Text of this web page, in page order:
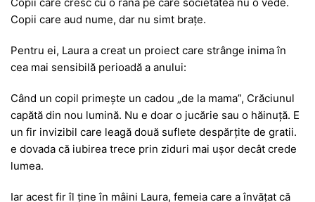
Copii care aud nume, dar nu simt brațe.
Pentru ei, Laura a creat un proiect care strânge inima în
cea mai sensibilă perioadă a anului:
Când un copil primește un cadou „de la mama”, Crăciunul
capătă din nou lumină. Nu e doar o jucărie sau o hăinuță. E
un fir invizibil care leagă două suflete despărțite de gratii.
e dovada că iubirea trece prin ziduri mai ușor decât crede
lumea.
Iar acest fir îl ține în mâini Laura, femeia care a învățat că